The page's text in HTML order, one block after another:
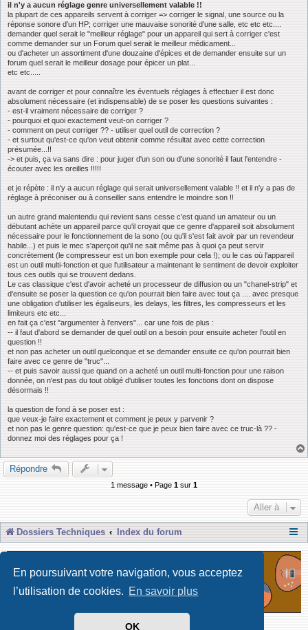
En poursuivant votre navigation, vous acceptez
l’utilisation de cookies. En savoir plus
OK
il n'y a aucun réglage genre universellement valable !!
la plupart de ces appareils servent à corriger => corriger le signal, une source ou la
réponse sonore d'un HP; corriger une mauvaise sonorité d'une salle, etc etc etc....
demander quel serait le "meilleur réglage" pour un appareil qui sert à corriger c'est
comme demander sur un Forum quel serait le meilleur médicament...
ou d'acheter un assortiment d'une douzaine d'épices et de demander ensuite sur un
forum quel serait le meilleur dosage pour épicer un plat...
etc etc.....
avant de corriger et pour connaître les éventuels réglages à effectuer il est donc
absolument nécessaire (et indispensable) de se poser les questions suivantes :
- est-il vraiment nécessaire de corriger ?
- pourquoi et quoi exactement veut-on corriger ?
- comment on peut corriger ?? - utiliser quel outil de correction ?
- et surtout qu'est-ce qu'on veut obtenir comme résultat avec cette correction
présumée...!!
-> et puis, ça va sans dire : pour juger d'un son ou d'une sonorité il faut l'entendre -
écouter avec les oreilles !!!!!
et je répète : il n'y a aucun réglage qui serait universellement valable !! et il n'y a pas de
réglage à préconiser ou à conseiller sans entendre le moindre son !!
un autre grand malentendu qui revient sans cesse c'est quand un amateur ou un
débutant achète un appareil parce qu'il croyait que ce genre d'appareil soit absolument
nécessaire pour le fonctionnement de la sono (ou qu'il s'est fait avoir par un revendeur
habile...) et puis le mec s'aperçoit qu'il ne sait même pas à quoi ça peut servir
concrètement (le compresseur est un bon exemple pour cela !); ou le cas où l'appareil
est un outil multi-fonction et que l'utilisateur a maintenant le sentiment de devoir exploiter
tous ces outils qui se trouvent dedans.
Le cas classique c'est d'avoir acheté un processeur de diffusion ou un "chanel-strip" et
d'ensuite se poser la question ce qu'on pourrait bien faire avec tout ça .... avec presque
une obligation d'utiliser les égaliseurs, les delays, les filtres, les compresseurs et les
limiteurs etc etc...
en fait ça c'est "argumenter à l'envers"... car une fois de plus :
-- il faut d'abord se demander de quel outil on a besoin pour ensuite acheter l'outil en
question !!
et non pas acheter un outil quelconque et se demander ensuite ce qu'on pourrait bien
faire avec ce genre de "truc"...
-- et puis savoir aussi que quand on a acheté un outil multi-fonction pour une raison
donnée, on n'est pas du tout obligé d'utiliser toutes les fonctions dont on dispose
désormais !!
la question de fond à se poser est :
que veux-je faire exactement et comment je peux y parvenir ?
et non pas le genre question: qu'est-ce que je peux bien faire avec ce truc-là ?? -
donnez moi des réglages pour ça !
Répondre
1 message • Page 1 sur 1
Aller à
Dossiers Techniques Index du forum